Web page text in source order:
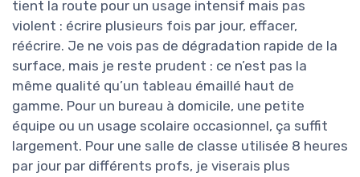
tient la route pour un usage intensif mais pas
violent : écrire plusieurs fois par jour, effacer,
réécrire. Je ne vois pas de dégradation rapide de la
surface, mais je reste prudent : ce n’est pas la
même qualité qu’un tableau émaillé haut de
gamme. Pour un bureau à domicile, une petite
équipe ou un usage scolaire occasionnel, ça suffit
largement. Pour une salle de classe utilisée 8 heures
par jour par différents profs, je viserais plus